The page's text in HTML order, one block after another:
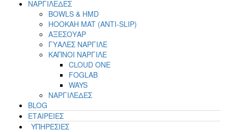
ΝΑΡΓΙΛΕΔΕΣ
BOWLS & HMD
HOOKAH MAT (ANTI-SLIP)
ΑΞΕΣΟΥΑΡ
ΓΥΑΛΕΣ ΝΑΡΓΙΛΕ
ΚΑΠΝΟΙ ΝΑΡΓΙΛΕ
CLOUD ONE
FOGLAB
WAYS
ΝΑΡΓΙΛΕΔΕΣ
BLOG
ΕΤΑΙΡΕΙΕΣ
ΥΠΗΡΕΣΙΕΣ